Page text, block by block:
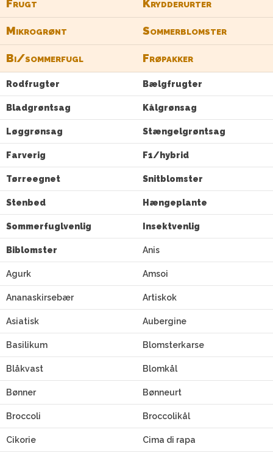
Frugt Krydderurter
Mikrogrønt Sommerblomster
Bi/sommerfugl Frøpakker
Rodfrugter Bælgfrugter
Bladgrøntsag Kålgrønsag
Løggrønsag Stængelgrøntsag
Farverig F1/hybrid
Tørreegnet Snitblomster
Stenbed Hængeplante
Sommerfuglvenlig Insektvenlig
Biblomster Anis
Agurk Amsoi
Ananaskirsebær Artiskok
Asiatisk Aubergine
Basilikum Blomsterkarse
Blåkvast Blomkål
Bønner Bønneurt
Broccoli Broccolikål
Cikorie Cima di rapa